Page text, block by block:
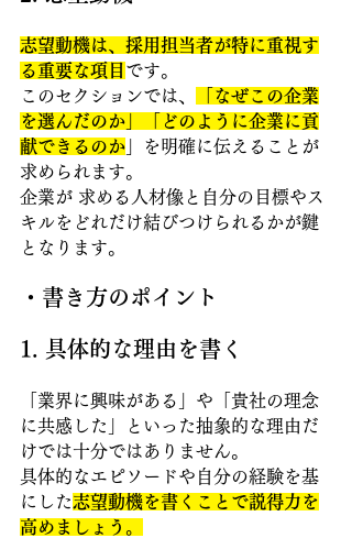
志望動機は、採用担当者が特に重視す
る重要な項目 です。
このセクションでは、
「なぜこの企業
を選んだのか」「どのように企業に貢
献できるのか 」を明確に伝えることが
求められます。
企業が 求める人材像と自分の目標やス
キルをどれだけ結びつけられるかが鍵
となります。
・書き方のポイント
1. 具体的な理由を書く
「業界に興味がある」や「貴社の理念
に共感した」といった抽象的な理由だ
けでは十分ではありません。
具体的なエピソードや自分の経験を基
にした志望動機を書くことで説得力を
高めましょう。